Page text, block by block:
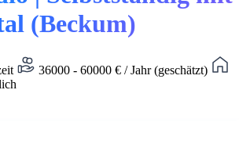
(Beckum)
36000 - 60000 € / Jahr (geschätzt)